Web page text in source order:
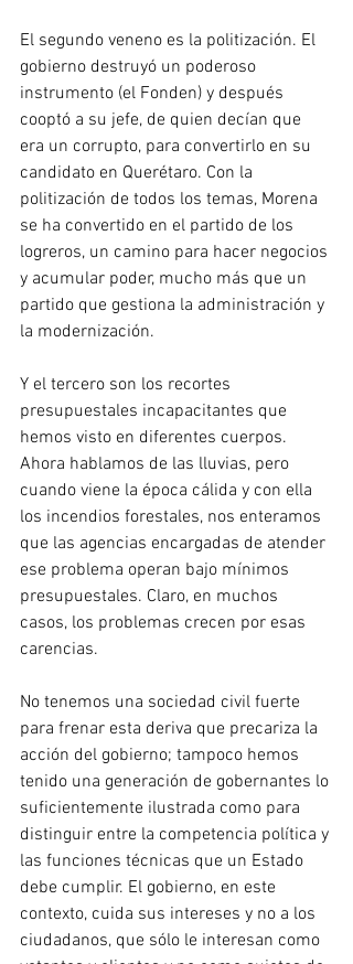
El segundo veneno es la politización. El
gobierno destruyó un poderoso
instrumento (el Fonden) y después
cooptó a su jefe, de quien decían que
era un corrupto, para convertirlo en su
candidato en Querétaro. Con la
politización de todos los temas, Morena
se ha convertido en el partido de los
logreros, un camino para hacer negocios
y acumular poder, mucho más que un
partido que gestiona la administración y
la modernización.
Y el tercero son los recortes
presupuestales incapacitantes que
hemos visto en diferentes cuerpos.
Ahora hablamos de las lluvias, pero
cuando viene la época cálida y con ella
los incendios forestales, nos enteramos
que las agencias encargadas de atender
ese problema operan bajo mínimos
presupuestales. Claro, en muchos
casos, los problemas crecen por esas
carencias.
No tenemos una sociedad civil fuerte
para frenar esta deriva que precariza la
acción del gobierno; tampoco hemos
tenido una generación de gobernantes lo
suficientemente ilustrada como para
distinguir entre la competencia política y
las funciones técnicas que un Estado
debe cumplir. El gobierno, en este
contexto, cuida sus intereses y no a los
ciudadanos, que sólo le interesan como